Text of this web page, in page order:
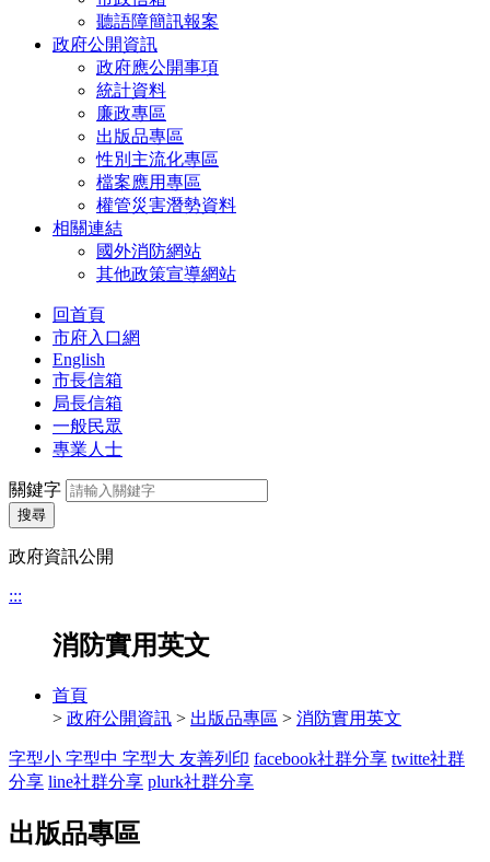
聽語障簡訊報案
政府公開資訊
政府應公開事項
統計資料
廉政專區
出版品專區
性別主流化專區
檔案應用專區
權管災害潛勢資料
相關連結
國外消防網站
其他政策宣導網站
回首頁
市府入口網
English
市長信箱
局長信箱
一般民眾
專業人士
關鍵字
搜尋
政府資訊公開
:::
消防實用英文
首頁
> 政府公開資訊 > 出版品專區 > 消防實用英文
字型小 字型中 字型大 友善列印 facebook社群分享 twitte社群
分享 line社群分享 plurk社群分享
出版品專區